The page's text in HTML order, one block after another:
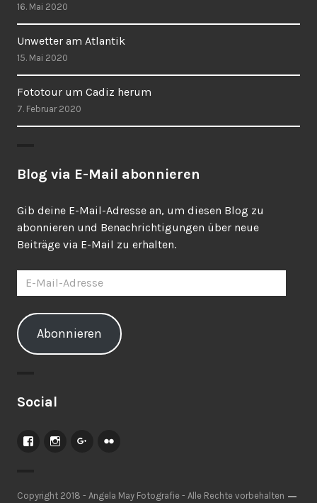
16. Mai 2020
Unwetter am Atlantik
15. Mai 2020
Fototour um Cadiz herum
7. Februar 2020
Blog via E-Mail abonnieren
Gib deine E-Mail-Adresse an, um diesen Blog zu
abonnieren und Benachrichtigungen über neue
Beiträge via E-Mail zu erhalten.
Mail-
Adresse
Abonnieren
Social
FacebookInstagramGoogle+
Copyright 2018 - Angela May Fotografie - Alle Rechte vorbehalten